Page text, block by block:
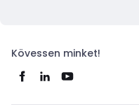
Kövessen minket!